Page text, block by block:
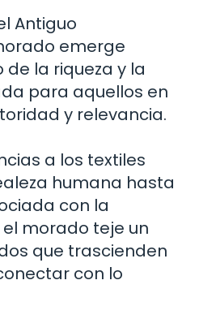
Antiguo
emerge
la riqueza y la
para aquellos en
y relevancia.
a los textiles
humana hasta
con la
morado teje un
que trascienden
con lo